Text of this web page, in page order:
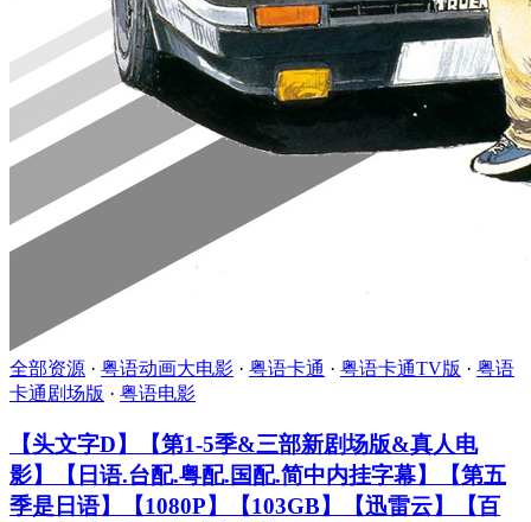
全部资源 · 粤语动画大电影 · 粤语卡通 · 粤语卡通TV版 · 粤语
卡通剧场版 · 粤语电影
【头文字D】【第1-5季&三部新剧场版&真人电
影】【日语.台配.粤配.国配.简中内挂字幕】【第五
季是日语】【1080P】【103GB】【迅雷云】【百